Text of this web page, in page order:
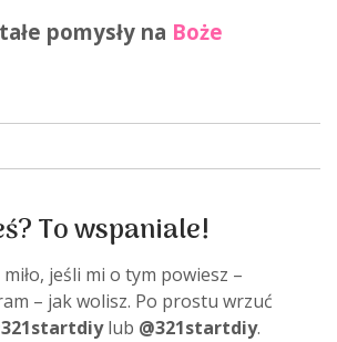
pomysły na Boże
To wspaniale!
jeśli mi o tym powiesz –
– jak wolisz. Po prostu wrzuć
lub @321startdiy.